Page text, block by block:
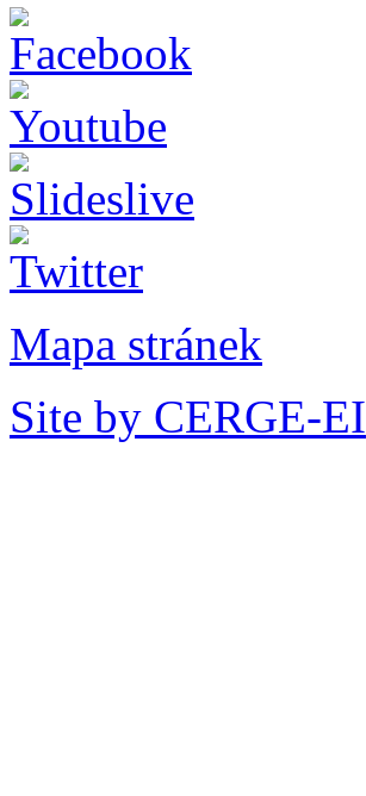
Mapa stránek
Site by CERGE-EI